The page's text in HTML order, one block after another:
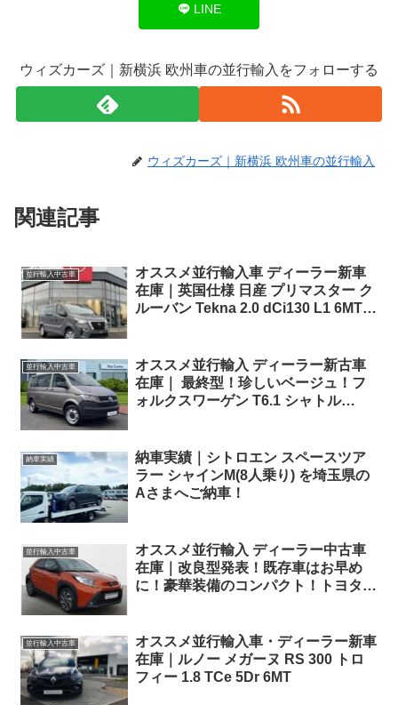
LINE
ウィズカーズ｜新横浜 欧州車の並行輸入をフォローする
ウィズカーズ｜新横浜 欧州車の並行輸入
関連記事
並行輸入中古車
オススメ並行輸入車 ディーラー新車
在庫｜英国仕様 日産 プリマスター ク
ルーバン Tekna 2.0 dCi130 L1 6MT 6
並行輸入中古車
オススメ並行輸入 ディーラー新古車
在庫｜ 最終型！珍しいベージュ！フ
ォルクスワーゲン T6.1 シャトル
納車実績
納車実績｜シトロエン スペースツア
ラー シャインM(8人乗り) を埼玉県の
Aさまへご納車！
並行輸入中古車
オススメ並行輸入 ディーラー中古車
在庫｜改良型発表！既存車はお早め
に！豪華装備のコンパクト！トヨタ
並行輸入中古車
オススメ並行輸入車・ディーラー新車
在庫｜ルノー メガーヌ RS 300 トロ
フィー 1.8 TCe 5Dr 6MT